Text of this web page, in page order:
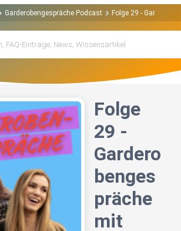
Garderobengespräche Podcast Folge 29 -
Folge
29 -
Gardero
benges
präche
mit